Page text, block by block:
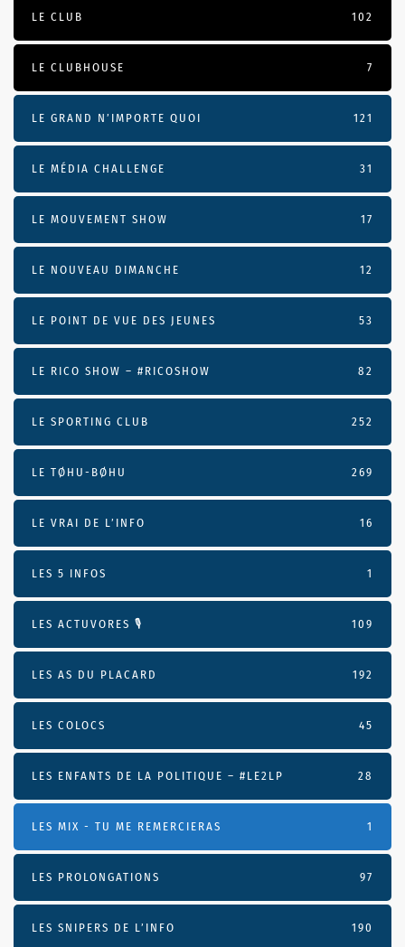
LE CLUB 102
LE CLUBHOUSE 7
LE GRAND N’IMPORTE QUOI 121
LE MÉDIA CHALLENGE 31
LE MOUVEMENT SHOW 17
LE NOUVEAU DIMANCHE 12
LE POINT DE VUE DES JEUNES 53
LE RICO SHOW – #RICOSHOW 82
LE SPORTING CLUB 252
LE TØHU-BØHU 269
LE VRAI DE L’INFO 16
LES 5 INFOS 1
LES ACTUVORES 🎙 109
LES AS DU PLACARD 192
LES COLOCS 45
LES ENFANTS DE LA POLITIQUE – #LE2LP 28
LES MIX - TU ME REMERCIERAS 1
LES PROLONGATIONS 97
LES SNIPERS DE L’INFO 190